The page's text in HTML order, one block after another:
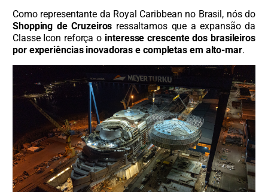
Como representante da Royal Caribbean no Brasil, nós do
Shopping de Cruzeiros ressaltamos que a expansão da
Classe Icon reforça o interesse crescente dos brasileiros
por experiências inovadoras e completas em alto-mar.